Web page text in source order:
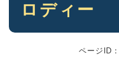
ロディー
ページID